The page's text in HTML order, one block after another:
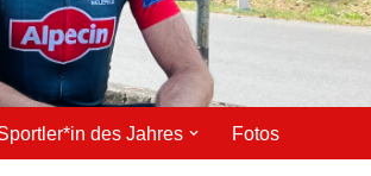
des Jahres Fotos